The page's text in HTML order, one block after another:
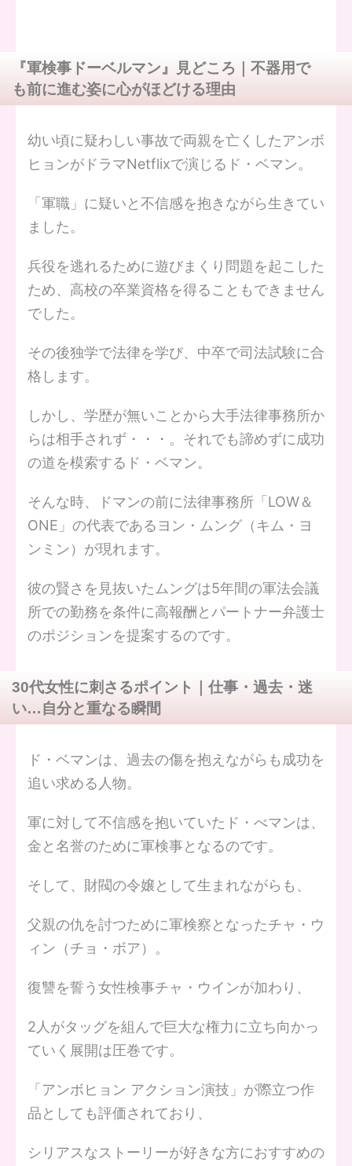
『軍検事ドーベルマン』見どころ｜不器用で
も前に進む姿に心がほどける理由
幼い頃に疑わしい事故で両親を亡くしたアンボ
ヒョンがドラマNetflixで演じるド・ベマン。
「軍職」に疑いと不信感を抱きながら生きてい
ました。
兵役を逃れるために遊びまくり問題を起こした
ため、高校の卒業資格を得ることもできません
でした。
その後独学で法律を学び、中卒で司法試験に合
格します。
しかし、学歴が無いことから大手法律事務所か
らは相手されず・・・。それでも諦めずに成功
の道を模索するド・ベマン。
そんな時、ドマンの前に法律事務所「LOW＆
ONE」の代表であるヨン・ムング（キム・ヨ
ンミン）が現れます。
彼の賢さを見抜いたムングは5年間の軍法会議
所での勤務を条件に高報酬とパートナー弁護士
のポジションを提案するのです。
30代女性に刺さるポイント｜仕事・過去・迷
い…自分と重なる瞬間
ド・ベマンは、過去の傷を抱えながらも成功を
追い求める人物。
軍に対して不信感を抱いていたド・べマンは、
金と名誉のために軍検事となるのです。
そして、財閥の令嬢として生まれながらも、
父親の仇を討つために軍検察となったチャ・ウ
ィン（チョ・ボア）。
復讐を誓う女性検事チャ・ウインが加わり、
2人がタッグを組んで巨大な権力に立ち向かっ
ていく展開は圧巻です。
「アンボヒョン アクション演技」が際立つ作
品としても評価されており、
シリアスなストーリーが好きな方におすすめの